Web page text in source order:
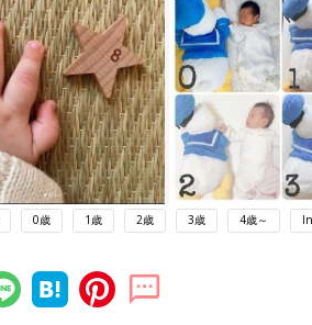
0歳 1歳 2歳 3歳 4歳～